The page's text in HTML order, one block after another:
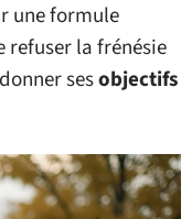
une formule
refuser la frénésie
sesobjectifs